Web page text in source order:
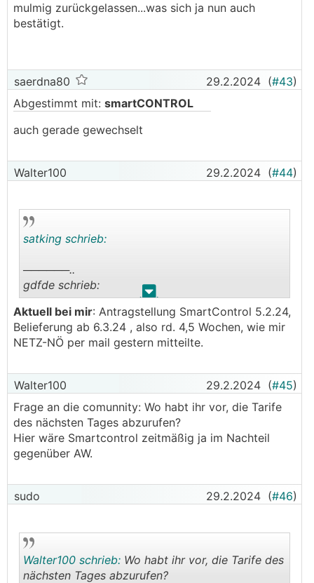
mulmig zurückgelassen...was sich ja nun auch
bestätigt.
saerdna80 29.2.2024 (#43)
Abgestimmt mit: smartCONTROL
auch gerade gewechselt
Walter100 29.2.2024 (#44)
. .
satking schrieb:
──────..
gdfde schrieb:
Abgestimmt mit: smartCONTROL
Für Neueinsteiger zu den float Tarifen ist
unbedingt zu beachten, dass beim Netzbetreiber
Ausserdem sollte man schon 6-8 Wochen für den
Wechsel einplanen, also ab Unterschrift.
Vor allem jetzt, wo´s massenhaft vom alten
awattar zu smartcontrol laufen.
───────────────
"mindestens 3 Wochen" dauern wird.
Aktuell bei mir: Antragstellung SmartControl 5.2.24,
Belieferung ab 6.3.24 , also rd. 4,5 Wochen, wie mir
NETZ-NÖ per mail gestern mitteilte.
Walter100 29.2.2024 (#45)
Frage an die comunnity: Wo habt ihr vor, die Tarife
des nächsten Tages abzurufen?
Hier wäre Smartcontrol zeitmäßig ja im Nachteil
gegenüber AW.
sudo 29.2.2024 (#46)
Walter100 schrieb: Wo habt ihr vor, die Tarife des
nächsten Tages abzurufen?